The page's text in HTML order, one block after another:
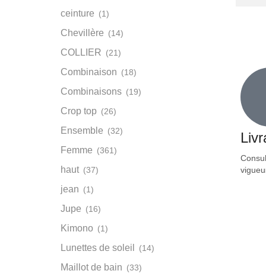
ceinture (1)
Chevillère (14)
COLLIER (21)
Combinaison (18)
Combinaisons (19)
Crop top (26)
Ensemble (32)
Femme (361)
haut (37)
jean (1)
Jupe (16)
Kimono (1)
Lunettes de soleil (14)
Maillot de bain (33)